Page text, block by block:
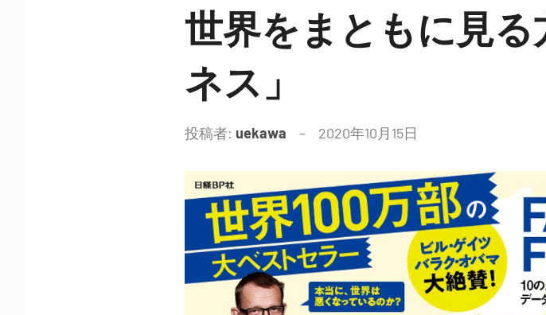
ブ
ロ
世界をまともに見
ネス」
投稿者: uekawa 2020年10月15日
ン
ト
は
あ
り
ま